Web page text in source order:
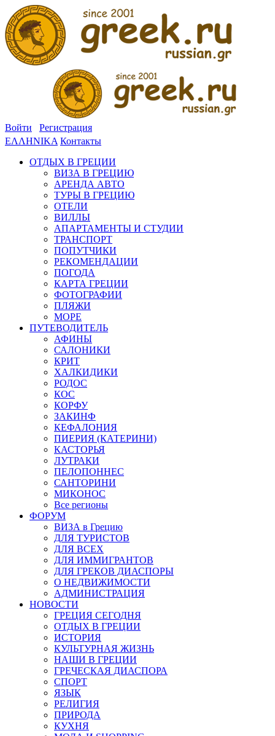
Войти
Регистрация
ΕΛΛΗΝΙΚΑ Контакты
ОТДЫХ В ГРЕЦИИ
ВИЗА В ГРЕЦИЮ
АРЕНДА АВТО
ТУРЫ В ГРЕЦИЮ
ОТЕЛИ
ВИЛЛЫ
АПАРТАМЕНТЫ И СТУДИИ
ТРАНСПОРТ
ПОПУТЧИКИ
РЕКОМЕНДАЦИИ
ПОГОДА
КАРТА ГРЕЦИИ
ФОТОГРАФИИ
ПЛЯЖИ
МОРЕ
ПУТЕВОДИТЕЛЬ
АФИНЫ
САЛОНИКИ
КРИТ
ХАЛКИДИКИ
РОДОС
КОС
КОРФУ
ЗАКИНФ
КЕФАЛОНИЯ
ПИЕРИЯ (КАТЕРИНИ)
КАСТОРЬЯ
ЛУТРАКИ
ПЕЛОПОННЕС
САНТОРИНИ
МИКОНОС
Все регионы
ФОРУМ
ВИЗА в Грецию
ДЛЯ ТУРИСТОВ
ДЛЯ ВСЕХ
ДЛЯ ИММИГРАНТОВ
ДЛЯ ГРЕКОВ ДИАСПОРЫ
О НЕДВИЖИМОСТИ
АДМИНИСТРАЦИЯ
НОВОСТИ
ГРЕЦИЯ СЕГОДНЯ
ОТДЫХ В ГРЕЦИИ
ИСТОРИЯ
КУЛЬТУРНАЯ ЖИЗНЬ
НАШИ В ГРЕЦИИ
ГРЕЧЕСКАЯ ДИАСПОРА
СПОРТ
ЯЗЫК
РЕЛИГИЯ
ПРИРОДА
КУХНЯ